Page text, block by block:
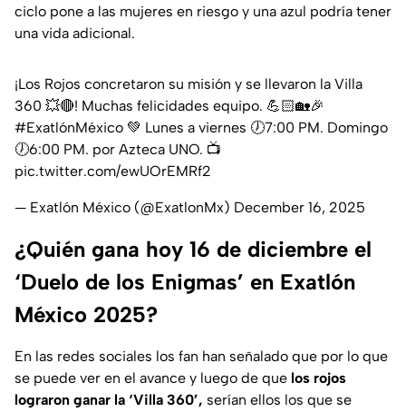
ciclo pone a las mujeres en riesgo y una azul podría tener
una vida adicional.
¡Los Rojos concretaron su misión y se llevaron la Villa
360 💥🔴! Muchas felicidades equipo. 💪🏻🏡🎉
#ExatlónMéxico 💚 Lunes a viernes 🕖7:00 PM. Domingo
🕖6:00 PM. por Azteca UNO. 📺
pic.twitter.com/ewUOrEMRf2
— Exatlón México (@ExatlonMx) December 16, 2025
¿Quién gana hoy 16 de diciembre el
‘Duelo de los Enigmas’ en Exatlón
México 2025?
En las redes sociales los fan han señalado que por lo que
se puede ver en el avance y luego de que los rojos
lograron ganar la ‘Villa 360’, serían ellos los que se